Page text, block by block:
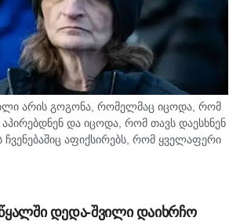
არის გოგონა, რომელმაც იცოდა, რომ
აპირებდნენ და იცოდა, რომ თავს დაესხნენ
ჩვენებაშიც აფიქსირებს, რომ ყველაფერი
მოკლული მასწავლებლის, გიგა
დედა-შვილი დაიხრჩო